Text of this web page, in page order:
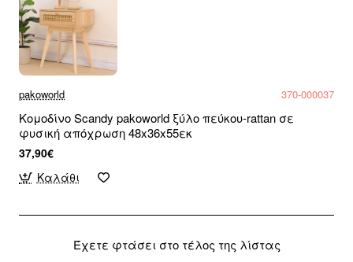
pakoworld 370-000037
Κομοδίνο Scandy pakoworld ξύλο πεύκου-rattan σε
φυσική απόχρωση 48x36x55εκ
37,90€
Καλάθι
Έχετε φτάσει στο τέλος της λίστας